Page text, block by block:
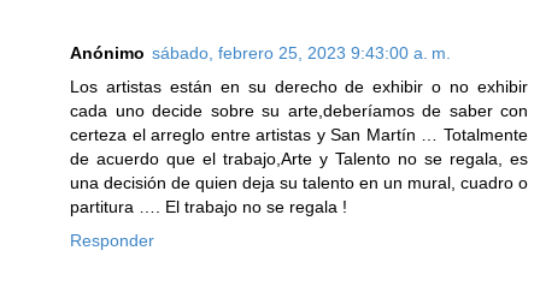
Anónimo sábado, febrero 25, 2023 9:43:00 a. m.
Los artistas están en su derecho de exhibir o no exhibir
cada uno decide sobre su arte,deberíamos de saber con
certeza el arreglo entre artistas y San Martín … Totalmente
de acuerdo que el trabajo,Arte y Talento no se regala, es
una decisión de quien deja su talento en un mural, cuadro o
partitura …. El trabajo no se regala !
Responder